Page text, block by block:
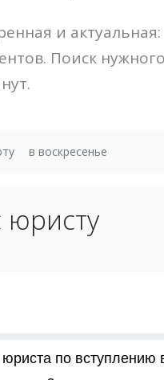
и актуальная:
Поиск нужного
в воскресенье
юристу